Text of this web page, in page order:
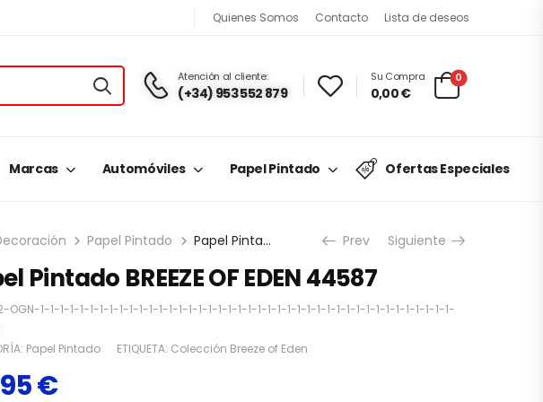
Quienes Somos Contacto Lista de deseos
Atención al cliente:
(+34) 953 552 879
Su Compra
0,00€
0
Marcas Automóviles Papel Pintado Ofertas Especiales
Papel Pintado Papel Pintado BREEZE OF EDEN 44587 Prev Siguiente
Pintado BREEZE OF EDEN 44587
OGN-1-1-1-1-1-1-1-1-1-1-1-1-1-1-1-1-1-1-1-1-1-1-1-1-1-1-1-1-1-1-1-1-1-1-1-1-1-1-1-1-1-1-
Papel Pintado ETIQUETA: Colección Breeze of Eden
€